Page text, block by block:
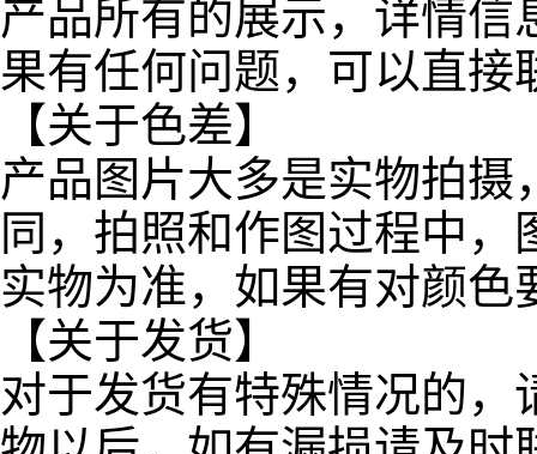
产品所有的展示，详情
果有任何问题，可以直接
【关于色差】
产品图片大多是实物拍
同，拍照和作图过程中
实物为准，如果有对颜
【关于发货】
对于发货有特殊情况的